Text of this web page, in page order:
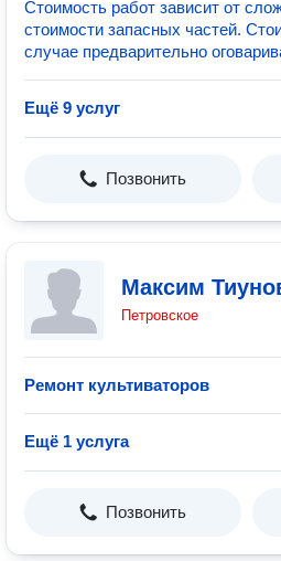
Стоимость работ зависит от
стоимости запасных частей.
случае предварительно
Ещё 9 услуг
Позвонить
Максим
Петровское
Ремонт культиваторов
Ещё 1 услуга
Позвонить